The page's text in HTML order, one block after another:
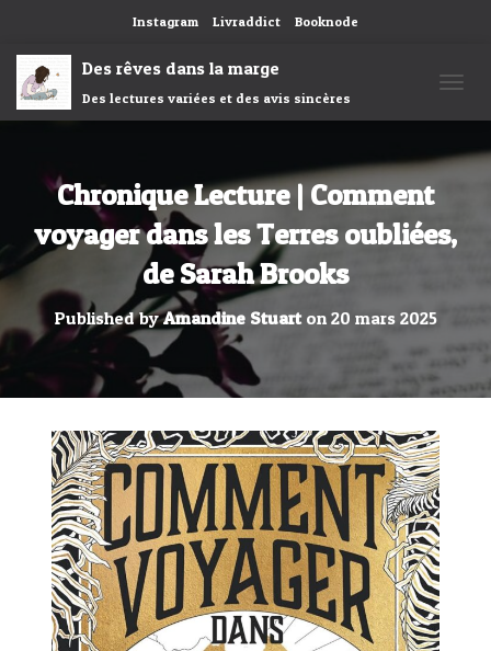
Instagram Livraddict Booknode
Des rêves dans la marge
Des lectures variées et des avis sincères
Chronique Lecture | Comment
voyager dans les Terres oubliées,
de Sarah Brooks
Published byAmandine Stuarton 20 mars 2025